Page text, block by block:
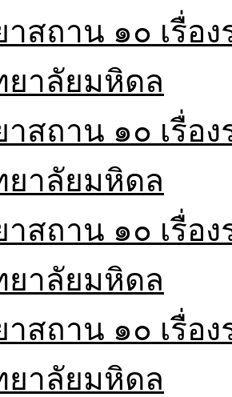
สถาน ๑๐ เรื่อ
ยาลัยมหิดล
สถาน ๑๐ เรื่อ
ยาลัยมหิดล
สถาน ๑๐ เรื่อ
ยาลัยมหิดล
สถาน ๑๐ เรื่อ
ยาลัยมหิดล